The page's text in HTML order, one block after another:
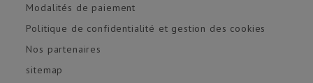
Modalités de paiement
Politique de confidentialité et gestion des cookies
Nos partenaires
sitemap